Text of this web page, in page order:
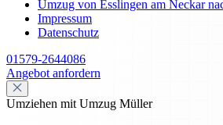
Umzug von Esslingen am Neckar
Impressum
Datenschutz
01579-2644086
Angebot anfordern
Umziehen mit Umzug Müller